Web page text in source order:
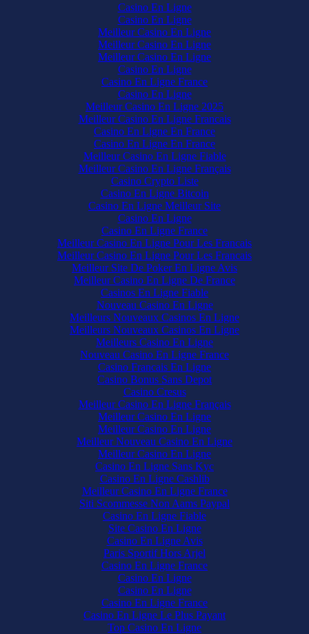
Casino En Ligne
Casino En Ligne
Meilleur Casino En Ligne
Meilleur Casino En Ligne
Meilleur Casino En Ligne
Casino En Ligne
Casino En Ligne France
Casino En Ligne
Meilleur Casino En Ligne 2025
Meilleur Casino En Ligne Francais
Casino En Ligne En France
Casino En Ligne En France
Meilleur Casino En Ligne Fiable
Meilleur Casino En Ligne Français
Casino Crypto Liste
Casino En Ligne Bitcoin
Casino En Ligne Meilleur Site
Casino En Ligne
Casino En Ligne France
Meilleur Casino En Ligne Pour Les Francais
Meilleur Casino En Ligne Pour Les Francais
Meilleur Site De Poker En Ligne Avis
Meilleur Casino En Ligne De France
Casinos En Ligne Fiable
Nouveau Casino En Ligne
Meilleurs Nouveaux Casinos En Ligne
Meilleurs Nouveaux Casinos En Ligne
Meilleurs Casino En Ligne
Nouveau Casino En Ligne France
Casino Francais En Ligne
Casino Bonus Sans Depot
Casino Cresus
Meilleur Casino En Ligne Français
Meilleur Casino En Ligne
Meilleur Casino En Ligne
Meilleur Nouveau Casino En Ligne
Meilleur Casino En Ligne
Casino En Ligne Sans Kyc
Casino En Ligne Cashlib
Meilleur Casino En Ligne France
Siti Scommesse Non Aams Paypal
Casino En Ligne Fiable
Site Casino En Ligne
Casino En Ligne Avis
Paris Sportif Hors Arjel
Casino En Ligne France
Casino En Ligne
Casino En Ligne
Casino En Ligne France
Casino En Ligne Le Plus Payant
Top Casino En Ligne